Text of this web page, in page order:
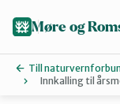
Møre og
Till
Innkalling til